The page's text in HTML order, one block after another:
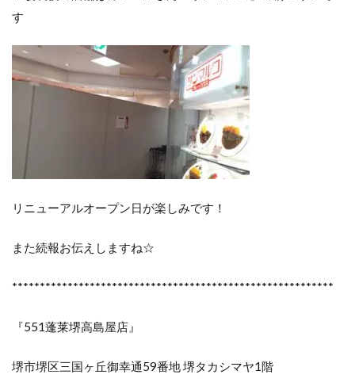
す
リニューアルオープン日が楽しみです！
また続報お伝えしますね☆
**********************************************************
『551蓬莱堺高島屋店』
堺市堺区三国ヶ丘御幸通59番地 堺タカシマヤ1階